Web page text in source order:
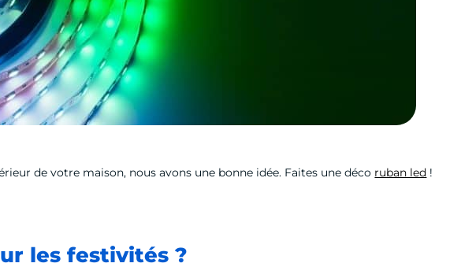
de votre maison, nous avons une bonne idée. Faites une déco ruban led !
les festivités ?